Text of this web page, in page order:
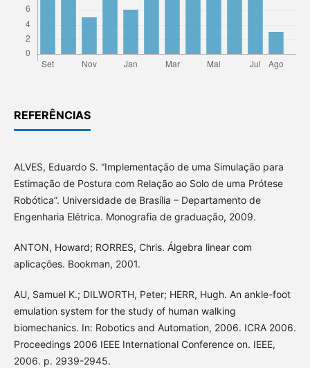
REFERÊNCIAS
ALVES, Eduardo S. “Implementação de uma Simulação para
Estimação de Postura com Relação ao Solo de uma Prótese
Robótica”. Universidade de Brasília – Departamento de
Engenharia Elétrica. Monografia de graduação, 2009.
ANTON, Howard; RORRES, Chris. Álgebra linear com
aplicações. Bookman, 2001.
AU, Samuel K.; DILWORTH, Peter; HERR, Hugh. An ankle-foot
emulation system for the study of human walking
biomechanics. In: Robotics and Automation, 2006. ICRA 2006.
Proceedings 2006 IEEE International Conference on. IEEE,
2006. p. 2939-2945.